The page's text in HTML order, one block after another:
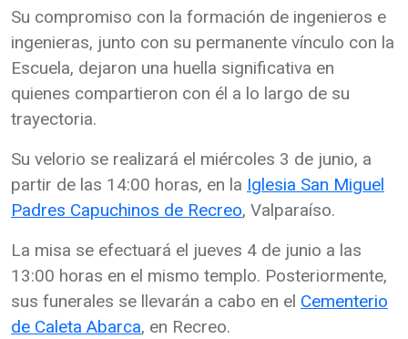
Su compromiso con la formación de ingenieros e
ingenieras, junto con su permanente vínculo con la
Escuela, dejaron una huella significativa en
quienes compartieron con él a lo largo de su
trayectoria.
Su velorio se realizará el miércoles 3 de junio, a
partir de las 14:00 horas, en la Iglesia San Miguel
Padres Capuchinos de Recreo, Valparaíso.
La misa se efectuará el jueves 4 de junio a las
13:00 horas en el mismo templo. Posteriormente,
sus funerales se llevarán a cabo en el Cementerio
de Caleta Abarca, en Recreo.